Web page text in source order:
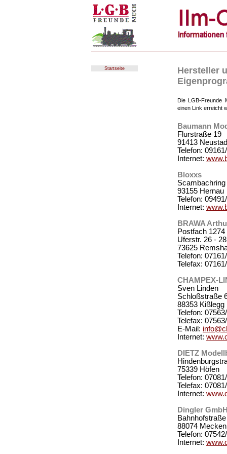
Startseite
Hersteller
Die LGB-Freunde
einen Link erreicht
Baumann
Flurstraße 19
91413
Telefon:
Internet:
Bloxxs
Scambachring
93155 Hernau
Telefon:
Internet:
BRAWA
Postfach 1274
Uferstr. 26 - 28
73625
Telefon:
Telefax:
CHAMPEX-
Sven Linden
Schloßstraße
88353 Kißlegg
Telefon:
Telefax:
E-Mail:
Internet:
DIETZ
75339 Höfen
Telefon:
Telefax:
Internet:
Dingler
88074
Telefon:
Internet: